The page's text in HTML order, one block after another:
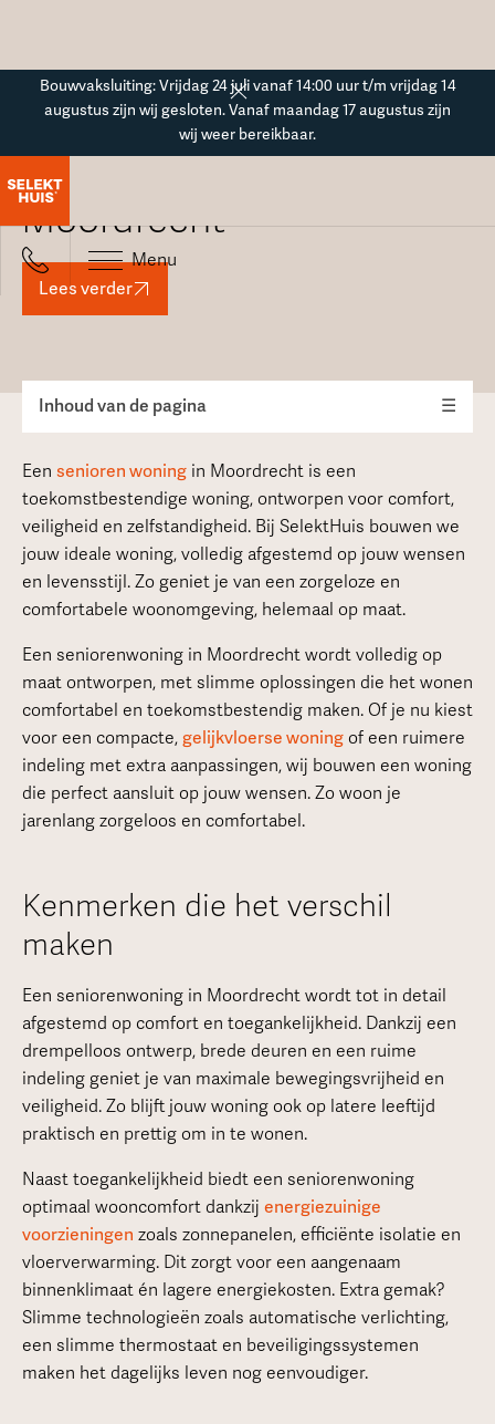
Bouwvaksluiting: Vrijdag 24 juli vanaf 14:00 uur t/m vrijdag 14
augustus zijn wij gesloten. Vanaf maandag 17 augustus zijn
wij weer bereikbaar.
Menu
Seniorenwoning in
Moordrecht
Lees verder
Inhoud van de pagina ☰
Een senioren woningin Moordrecht is een
toekomstbestendige woning, ontworpen voor comfort,
veiligheid en zelfstandigheid. Bij SelektHuis bouwen we
jouw ideale woning, volledig afgestemd op jouw wensen
en levensstijl. Zo geniet je van een zorgeloze en
comfortabele woonomgeving, helemaal op maat.
Een seniorenwoning in Moordrecht wordt volledig op
maat ontworpen, met slimme oplossingen die het wonen
comfortabel en toekomstbestendig maken. Of je nu kiest
voor een compacte, gelijkvloerse woningof een ruimere
indeling met extra aanpassingen, wij bouwen een woning
die perfect aansluit op jouw wensen. Zo woon je
jarenlang zorgeloos en comfortabel.
Kenmerken die het verschil
maken
Een seniorenwoning in Moordrecht wordt tot in detail
afgestemd op comfort en toegankelijkheid. Dankzij een
drempelloos ontwerp, brede deuren en een ruime
indeling geniet je van maximale bewegingsvrijheid en
veiligheid. Zo blijft jouw woning ook op latere leeftijd
praktisch en prettig om in te wonen.
Naast toegankelijkheid biedt een seniorenwoning
optimaal wooncomfort dankzij energiezuinige
voorzieningen zoals zonnepanelen, efficiënte isolatie en
vloerverwarming. Dit zorgt voor een aangenaam
binnenklimaat én lagere energiekosten. Extra gemak?
Slimme technologieën zoals automatische verlichting,
een slimme thermostaat en beveiligingssystemen
maken het dagelijks leven nog eenvoudiger.